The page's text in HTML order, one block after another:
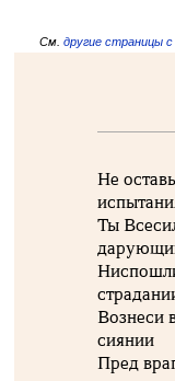
См. другие страницы
Не
Ты
Вознеси
сиянии
Пред